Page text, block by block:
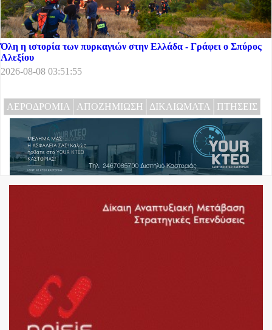
Όλη η ιστορία των πυρκαγιών στην Ελλάδα - Γράφει ο Σπύρος
Αλεξίου
2026-08-08 03:51:55
ΑΕΡΟΔΡΟΜΙΑ ΑΠΟΖΗΜΙΩΣΗ ΔΙΚΑΙΩΜΑΤΑ ΠΤΗΣΕΙΣ